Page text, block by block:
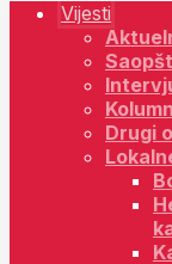
Vijesti
Drugi